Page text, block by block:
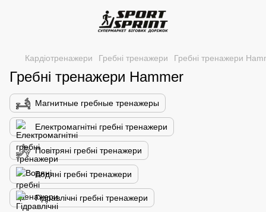
Кардіотренажери Гребні тренажери Гребні тренажери
Гребні тренажери Hammer
Магнитные гребные тренажеры
Електромагнітні гребні тренажери
Повітряні гребні тренажери
Водяні гребні тренажери
Гідравлічні гребні тренажери